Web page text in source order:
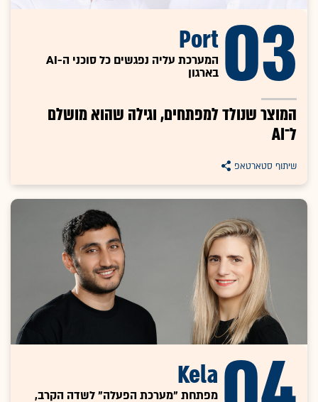
03
Port
המערכת עליה נפגשים כל סוכני ה-AI
בארגון
המוצר שנולד למפתחים, וגילה שהוא מושלם
ל־AI
שיתוף סטארטאפ
Kela
מפתחת "מערכת הפעלה" לשדה הקרב,